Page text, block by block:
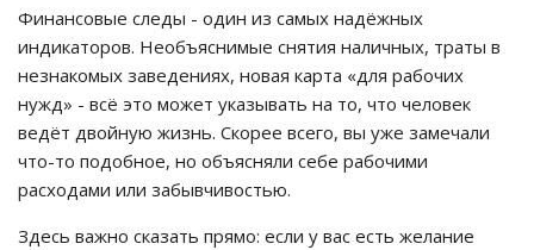
Финансовые следы - один из самых надёжных
индикаторов. Необъяснимые снятия наличных, траты в
незнакомых заведениях, новая карта «для рабочих
нужд» - всё это может указывать на то, что человек
ведёт двойную жизнь. Скорее всего, вы уже замечали
что-то подобное, но объясняли себе рабочими
расходами или забывчивостью.
Здесь важно сказать прямо: если у вас есть желание